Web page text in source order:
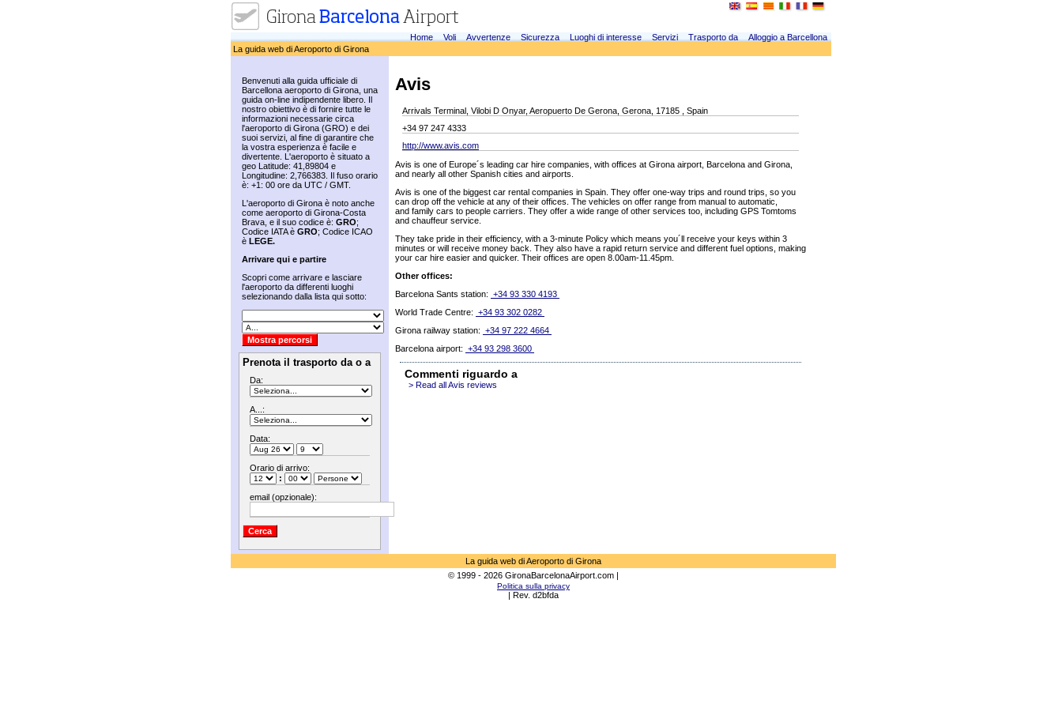
Home Voli Avvertenze Sicurezza Luoghi di interesse Servizi Trasporto da
Alloggio a Barcellona
La guida web di Aeroporto di Girona
Benvenuti alla guida ufficiale di
Barcellona aeroporto di Girona, una
guida on-line indipendente libero. Il
nostro obiettivo è di fornire tutte le
informazioni necessarie circa
l'aeroporto di Girona (GRO) e dei
suoi servizi, al fine di garantire che
la vostra esperienza è facile e
divertente. L'aeroporto è situato a
geo Latitude: 41,89804 e
Longitudine: 2,766383. Il fuso orario
è: +1: 00 ore da UTC / GMT.
L'aeroporto di Girona è noto anche
come aeroporto di Girona-Costa
Brava, e il suo codice è: GRO;
Codice IATA è GRO; Codice ICAO
è LEGE.
Arrivare qui e partire
Scopri come arrivare e lasciare
l'aeroporto da differenti luoghi
selezionando dalla lista qui sotto:
Prenota il trasporto da o a
Da:
A...:
Data:
Orario di arrivo:
:
email (opzionale):
Avis
Arrivals Terminal, Vilobi D Onyar, Aeropuerto De Gerona, Gerona, 17185 , Spain
+34 97 247 4333
http://www.avis.com
Avis is one of Europe´s leading car hire companies, with offices at Girona airport, Barcelona and Girona,
and nearly all other Spanish cities and airports.
Avis is one of the biggest car rental companies in Spain. They offer one-way trips and round trips, so you
can drop off the vehicle at any of their offices. The vehicles on offer range from manual to automatic,
and family cars to people carriers. They offer a wide range of other services too, including GPS Tomtoms
and chauffeur service.
They take pride in their efficiency, with a 3-minute Policy which means you´ll receive your keys within 3
minutes or will receive money back. They also have a rapid return service and different fuel options, making
your car hire easier and quicker. Their offices are open 8.00am-11.45pm.
Other offices:
Barcelona Sants station: +34 93 330 4193
World Trade Centre: +34 93 302 0282
Girona railway station: +34 97 222 4664
Barcelona airport: +34 93 298 3600
Commenti riguardo a
> Read all Avis reviews
La guida web di Aeroporto di Girona
© 1999 - 2026 GironaBarcelonaAirport.com |
Politica sulla privacy
| Rev. d2bfda